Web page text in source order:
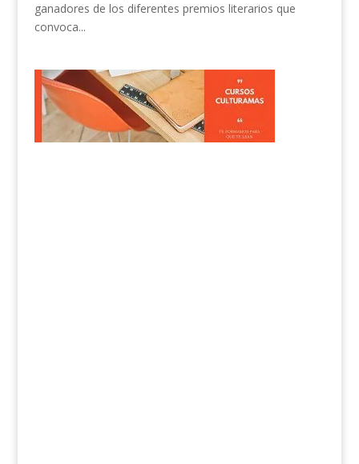
ganadores de los diferentes premios literarios que
convoca...